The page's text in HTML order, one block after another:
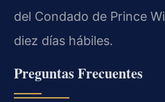
del Condado de Prince
diez días hábiles.
Preguntas Frecuentes